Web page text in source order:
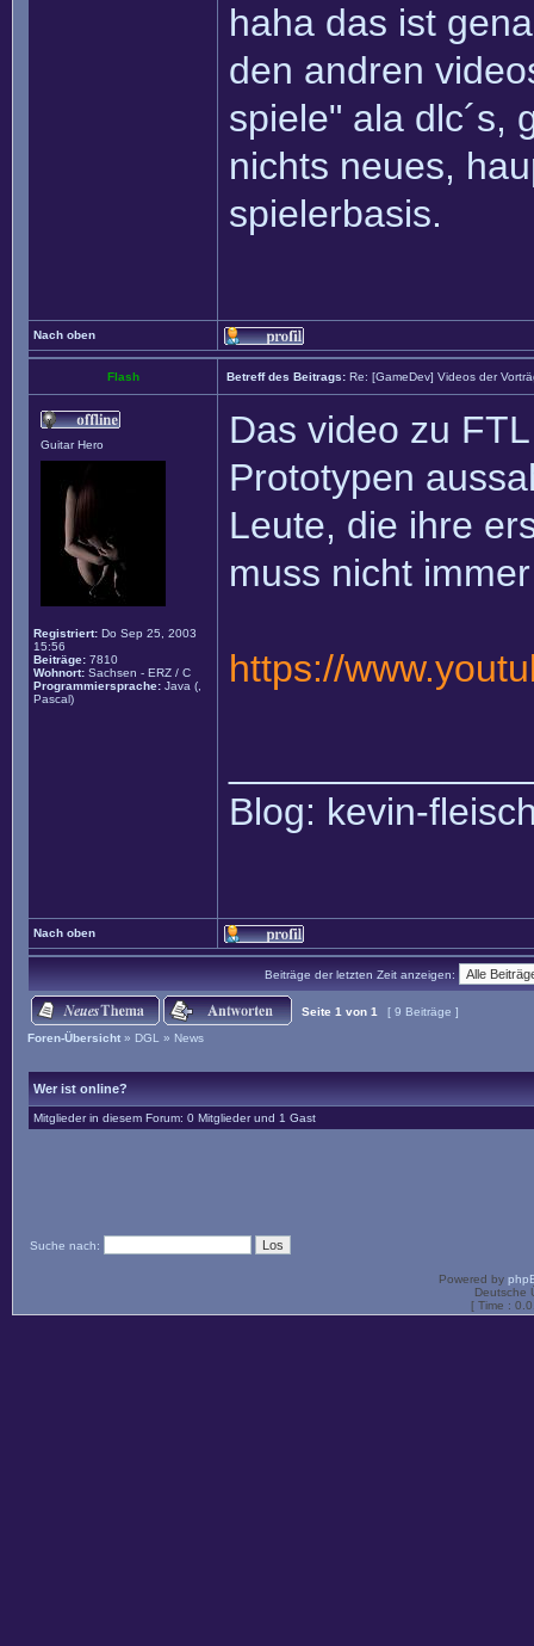
haha das ist
den andren
spiele" ala dlc´s,
nichts neues,
spielerbasis.
Nach oben
Flash Betreff des Beitrags: Re: [GameDev] Videos der
Guitar Hero
Registriert: Do Sep 25, 2003
15:56
Beiträge: 7810
Wohnort: Sachsen - ERZ / C
Programmiersprache: Java (,
Pascal)
Das video zu
Prototypen
Leute, die ihre
muss nicht
https://
Blog: kevin-
Nach oben
Beiträge der letzten Zeit anzeigen:
Seite 1 von 1
[ 9 Beiträge ]
Foren-Übersicht » DGL » News
Wer ist online?
Mitglieder in diesem Forum: 0 Mitglieder und 1 Gast
Suche nach:
Powered by
Deutsche
[ Time :